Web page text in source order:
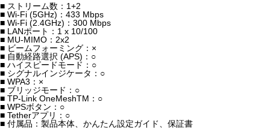
■ ストリーム数：1+2
■ Wi-Fi (5GHz)：433 Mbps
■ Wi-Fi (2.4GHz)：300 Mbps
■ LANポート：1 x 10/100
■ MU-MIMO：2x2
■ ビームフォーミング：×
■ 自動経路選択 (APS)：○
■ ハイスピードモード：○
■ シグナルインジケータ：○
■ WPA3：×
■ ブリッジモード：○
■ TP-Link OneMeshTM：○
■ WPSボタン：○
■ Tetherアプリ：○
■ 付属品：製品本体、かんたん設定ガイド、保証書